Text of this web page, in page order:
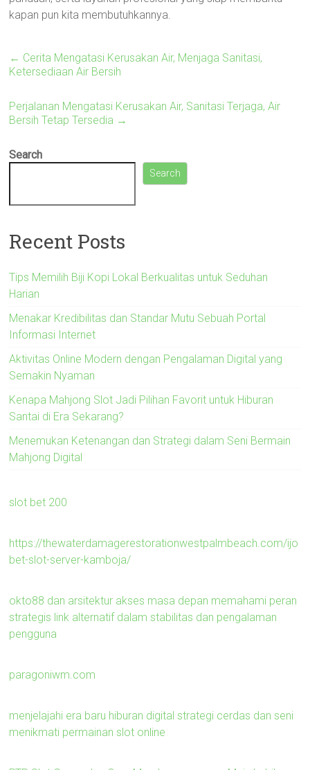
kapan pun kita membutuhkannya.
← Cerita Mengatasi Kerusakan Air, Menjaga Sanitasi,
Ketersediaan Air Bersih
Perjalanan Mengatasi Kerusakan Air, Sanitasi Terjaga, Air
Bersih Tetap Tersedia →
Search
Search
Recent Posts
Tips Memilih Biji Kopi Lokal Berkualitas untuk Seduhan
Harian
Menakar Kredibilitas dan Standar Mutu Sebuah Portal
Informasi Internet
Aktivitas Online Modern dengan Pengalaman Digital yang
Semakin Nyaman
Kenapa Mahjong Slot Jadi Pilihan Favorit untuk Hiburan
Santai di Era Sekarang?
Menemukan Ketenangan dan Strategi dalam Seni Bermain
Mahjong Digital
slot bet 200
https://thewaterdamagerestorationwestpalmbeach.com/ijo
bet-slot-server-kamboja/
okto88 dan arsitektur akses masa depan memahami peran
strategis link alternatif dalam stabilitas dan pengalaman
pengguna
paragoniwm.com
menjelajahi era baru hiburan digital strategi cerdas dan seni
menikmati permainan slot online